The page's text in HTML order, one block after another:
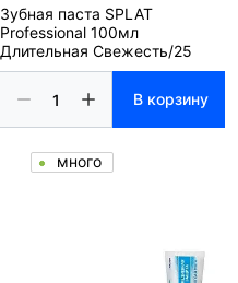
Зубная паста SPLAT
Professional 100мл
Длительная Свежесть/25
В корзину
много